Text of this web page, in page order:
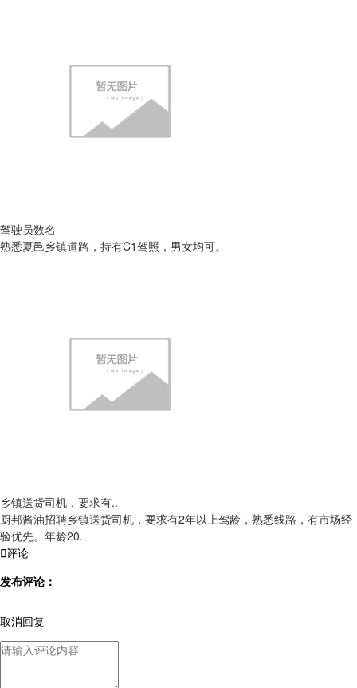
驾驶员数名
熟悉夏邑乡镇道路，持有C1驾照，男女均可。
乡镇送货司机，要求有..
厨邦酱油招聘乡镇送货司机，要求有2年以上驾龄，熟悉线路，有市场经
验优先。年龄20..
评论
发布评论：
取消回复